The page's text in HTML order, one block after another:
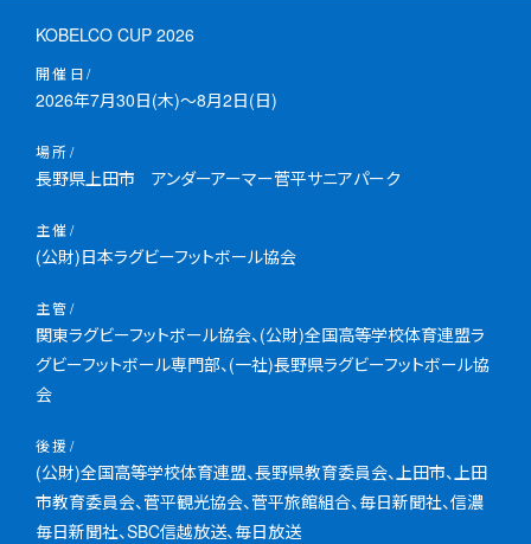
KOBELCO CUP 2026
開催日
2026年7月30日(木)～8月2日(日)
場所
長野県上田市 アンダーアーマー菅平サニアパーク
主催
(公財)日本ラグビーフットボール協会
主管
関東ラグビーフットボール協会、(公財)全国高等学校体育連盟ラ
グビーフットボール専門部、(一社)長野県ラグビーフットボール協
会
後援
(公財)全国高等学校体育連盟、長野県教育委員会、上田市、上田
市教育委員会、菅平観光協会、菅平旅館組合、毎日新聞社、信濃
毎日新聞社、SBC信越放送、毎日放送